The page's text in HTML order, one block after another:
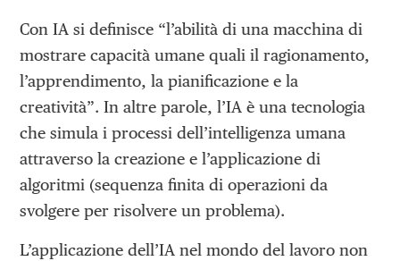
Con IA si definisce “l’abilità di una macchina di
mostrare capacità umane quali il ragionamento,
l’apprendimento, la pianificazione e la
creatività”. In altre parole, l’IA è una tecnologia
che simula i processi dell’intelligenza umana
attraverso la creazione e l’applicazione di
algoritmi (sequenza finita di operazioni da
svolgere per risolvere un problema).
L’applicazione dell’IA nel mondo del lavoro non